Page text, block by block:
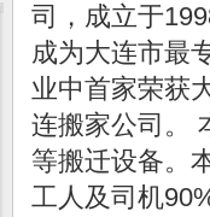
司，成立于
成为大连市最
业中首家荣获
连搬家公司。
等搬迁设备。
工人及司机